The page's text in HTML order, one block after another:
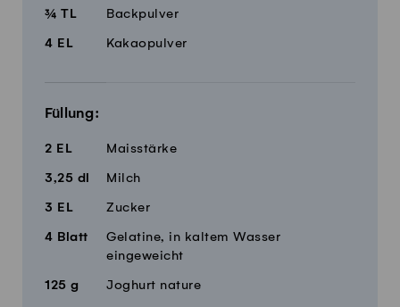
¾ TL Backpulver
4 EL Kakaopulver
Füllung:
2 EL Maisstärke
3,25 dl Milch
3 EL Zucker
4 Blatt
Gelatine, in kaltem Wasser
eingeweicht
125 g Joghurt nature